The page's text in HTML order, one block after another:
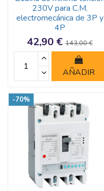
230V para C.M.
electromecánica de 3P y
4P
42,90 €143,00 €
AÑADIR
-70%